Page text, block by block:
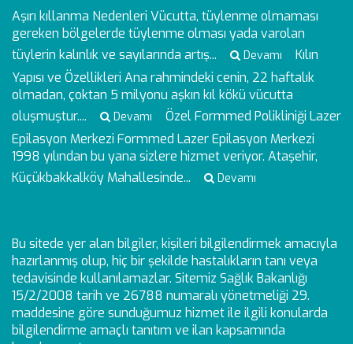
Aşırı kıllanma Nedenleri Vücutta, tüylenme olmaması
gereken bölgelerde tüylenme olması yada varolan
tüylerin kalınlık ve sayılarında artış...
Devamı
Kılın
Yapısı ve Özellikleri Ana rahmindeki cenin, 22 haftalık
olmadan, çoktan 5 milyonu aşkın kıl kökü vücutta
oluşmuştur....
Devamı
Özel Formmed Polikliniği Lazer
Epilasyon Merkezi Formmed Lazer Epilasyon Merkezi
1998 yılından bu yana sizlere hizmet veriyor. Ataşehir,
Küçükbakkalköy Mahallesinde...
Devamı
Bu sitede yer alan bilgiler, kişileri bilgilendirmek amacıyla
hazırlanmış olup, hiç bir şekilde hastalıkların tanı veya
tedavisinde kullanılamazlar. Sitemiz Sağlık Bakanlığı
15/2/2008 tarih ve 26788 numaralı yönetmeliği 29.
maddesine göre sunduğumuz hizmet ile ilgili konularda
bilgilendirme amaçlı tanıtım ve ilan kapsamında